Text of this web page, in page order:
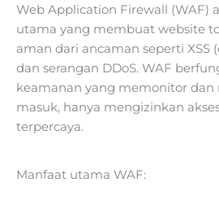
Web Application Firewall (WAF)
utama yang membuat website
aman dari ancaman seperti XSS
dan serangan DDoS. WAF
keamanan yang memonitor
masuk, hanya mengizinkan
terpercaya.
Manfaat utama WAF: